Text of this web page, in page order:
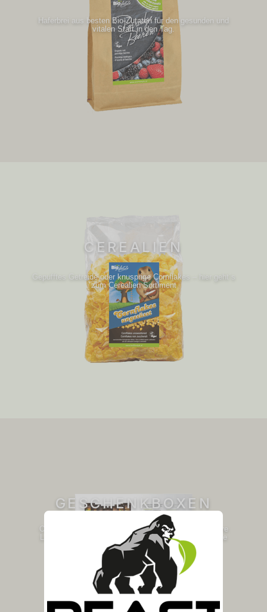
Haferbrei aus besten Bio-Zutaten für den gesunden und
vitalen Start in den Tag.
CEREALIEN
Gepufftes Getreide oder knusprige Cornflakes – hier geht´s
zum Cerealien Sortiment
GESCHENKBOXEN
Originelle Geschenke und Accessoires für Sie und Ihre
Liebsten für viele Anlässe. Auch als Firmengeschenke
möglich.